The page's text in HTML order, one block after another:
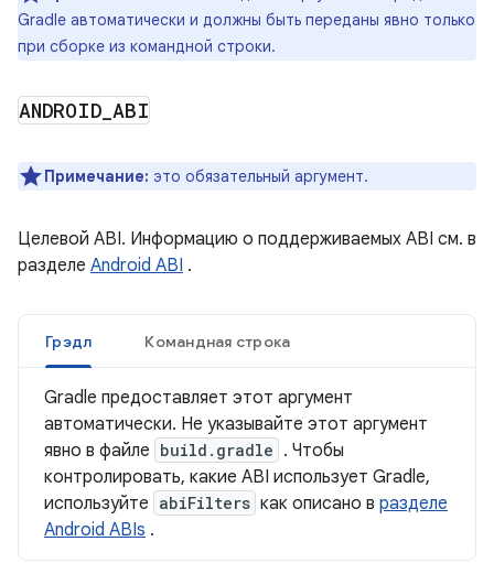
Gradle автоматически и должны быть переданы явно только
при сборке из командной строки.
ANDROID ABI
Примечание: это обязательный аргумент.
Целевой ABI. Информацию о поддерживаемых ABI см. в
разделе Android ABI .
Грэдл Командная строка
Gradle предоставляет этот аргумент
автоматически. Не указывайте этот аргумент
явно в файле build.gradle . Чтобы
контролировать, какие ABI использует Gradle,
используйте abiFilters как описано в разделе
Android ABIs .